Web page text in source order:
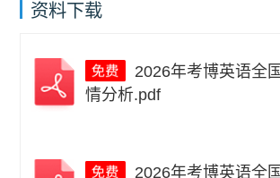
资料下载
情分析.pdf